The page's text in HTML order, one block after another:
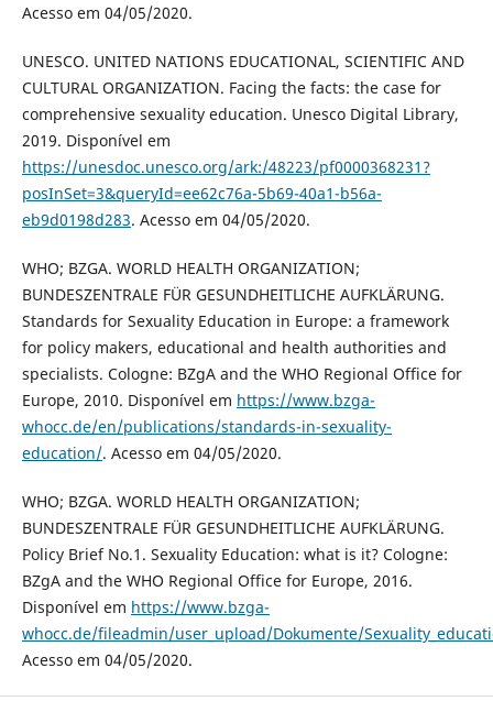
Acesso em 04/05/2020.
UNESCO. UNITED NATIONS EDUCATIONAL, SCIENTIFIC AND
CULTURAL ORGANIZATION. Facing the facts: the case for
comprehensive sexuality education. Unesco Digital Library,
2019. Disponível em
https://unesdoc.unesco.org/ark:/48223/pf0000368231?
posInSet=3&queryId=ee62c76a-5b69-40a1-b56a-
eb9d0198d283. Acesso em 04/05/2020.
WHO; BZGA. WORLD HEALTH ORGANIZATION;
BUNDESZENTRALE FÜR GESUNDHEITLICHE AUFKLÄRUNG.
Standards for Sexuality Education in Europe: a framework
for policy makers, educational and health authorities and
specialists. Cologne: BZgA and the WHO Regional Office for
Europe, 2010. Disponível em https://www.bzga-
whocc.de/en/publications/standards-in-sexuality-
education/. Acesso em 04/05/2020.
WHO; BZGA. WORLD HEALTH ORGANIZATION;
BUNDESZENTRALE FÜR GESUNDHEITLICHE AUFKLÄRUNG.
Policy Brief No.1. Sexuality Education: what is it? Cologne:
BZgA and the WHO Regional Office for Europe, 2016.
Disponível em https://www.bzga-
whocc.de/fileadmin/user_upload/Dokumente/
Acesso em 04/05/2020.